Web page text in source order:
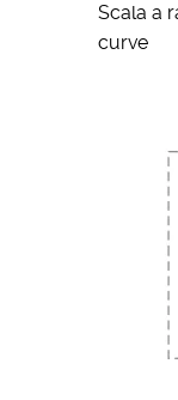
Scala a
curve